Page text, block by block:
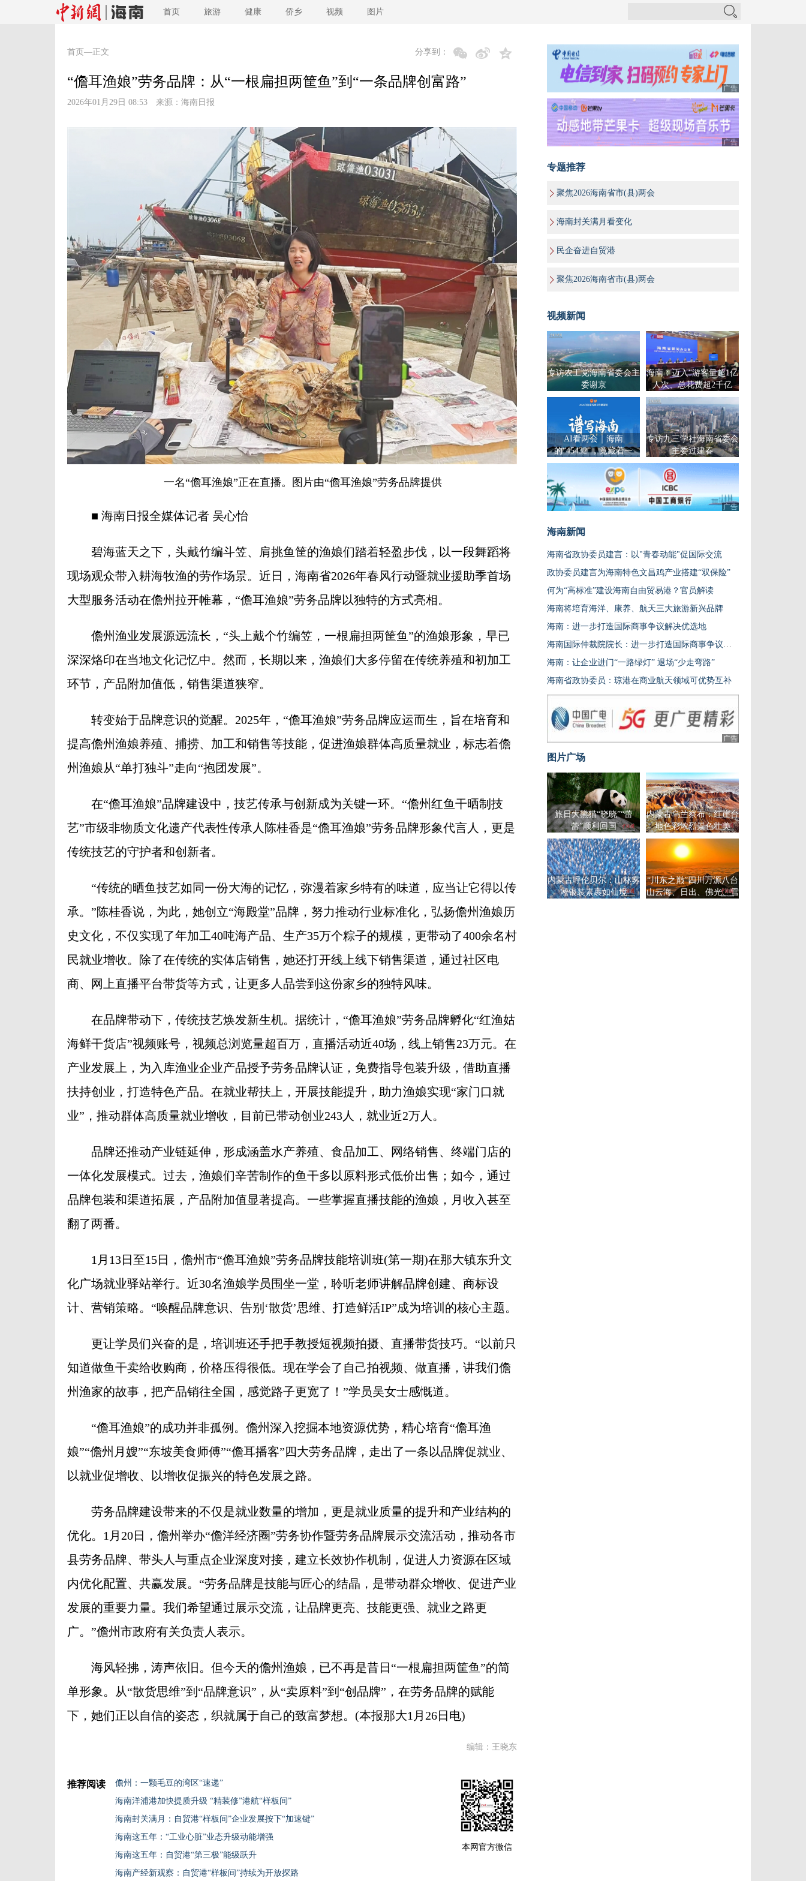
首页 旅游 健康 侨乡 视频 图片
首页 —正文 分享到：
“儋耳渔娘”劳务品牌：从“一根扁担两筐鱼”到“一条品牌创富路”
2026年01月29日 08:53 来源： 海南日报
一名“儋耳渔娘”正在直播。图片由“儋耳渔娘”劳务品牌提供
■ 海南日报全媒体记者 吴心怡
碧海蓝天之下，头戴竹编斗笠、肩挑鱼筐的渔娘们踏着轻盈步伐，以一段舞蹈将
现场观众带入耕海牧渔的劳作场景。近日，海南省2026年春风行动暨就业援助季首场
大型服务活动在儋州拉开帷幕，“儋耳渔娘”劳务品牌以独特的方式亮相。
儋州渔业发展源远流长，“头上戴个竹编笠，一根扁担两筐鱼”的渔娘形象，早已
深深烙印在当地文化记忆中。然而，长期以来，渔娘们大多停留在传统养殖和初加工
环节，产品附加值低，销售渠道狭窄。
转变始于品牌意识的觉醒。2025年，“儋耳渔娘”劳务品牌应运而生，旨在培育和
提高儋州渔娘养殖、捕捞、加工和销售等技能，促进渔娘群体高质量就业，标志着儋
州渔娘从“单打独斗”走向“抱团发展”。
在“儋耳渔娘”品牌建设中，技艺传承与创新成为关键一环。“儋州红鱼干晒制技
艺”市级非物质文化遗产代表性传承人陈桂香是“儋耳渔娘”劳务品牌形象代言人，更是
传统技艺的守护者和创新者。
“传统的晒鱼技艺如同一份大海的记忆，弥漫着家乡特有的味道，应当让它得以传
承。”陈桂香说，为此，她创立“海殿堂”品牌，努力推动行业标准化，弘扬儋州渔娘历
史文化，不仅实现了年加工40吨海产品、生产35万个粽子的规模，更带动了400余名村
民就业增收。除了在传统的实体店销售，她还打开线上线下销售渠道，通过社区电
商、网上直播平台带货等方式，让更多人品尝到这份家乡的独特风味。
在品牌带动下，传统技艺焕发新生机。据统计，“儋耳渔娘”劳务品牌孵化“红渔姑
海鲜干货店”视频账号，视频总浏览量超百万，直播活动近40场，线上销售23万元。在
产业发展上，为入库渔业企业产品授予劳务品牌认证，免费指导包装升级，借助直播
扶持创业，打造特色产品。在就业帮扶上，开展技能提升，助力渔娘实现“家门口就
业”，推动群体高质量就业增收，目前已带动创业243人，就业近2万人。
品牌还推动产业链延伸，形成涵盖水产养殖、食品加工、网络销售、终端门店的
一体化发展模式。过去，渔娘们辛苦制作的鱼干多以原料形式低价出售；如今，通过
品牌包装和渠道拓展，产品附加值显著提高。一些掌握直播技能的渔娘，月收入甚至
翻了两番。
1月13日至15日，儋州市“儋耳渔娘”劳务品牌技能培训班(第一期)在那大镇东升文
化广场就业驿站举行。近30名渔娘学员围坐一堂，聆听老师讲解品牌创建、商标设
计、营销策略。“唤醒品牌意识、告别‘散货’思维、打造鲜活IP”成为培训的核心主题。
更让学员们兴奋的是，培训班还手把手教授短视频拍摄、直播带货技巧。“以前只
知道做鱼干卖给收购商，价格压得很低。现在学会了自己拍视频、做直播，讲我们儋
州渔家的故事，把产品销往全国，感觉路子更宽了！”学员吴女士感慨道。
“儋耳渔娘”的成功并非孤例。儋州深入挖掘本地资源优势，精心培育“儋耳渔
娘”“儋州月嫂”“东坡美食师傅”“儋耳播客”四大劳务品牌，走出了一条以品牌促就业、
以就业促增收、以增收促振兴的特色发展之路。
劳务品牌建设带来的不仅是就业数量的增加，更是就业质量的提升和产业结构的
优化。1月20日，儋州举办“儋洋经济圈”劳务协作暨劳务品牌展示交流活动，推动各市
县劳务品牌、带头人与重点企业深度对接，建立长效协作机制，促进人力资源在区域
内优化配置、共赢发展。“劳务品牌是技能与匠心的结晶，是带动群众增收、促进产业
发展的重要力量。我们希望通过展示交流，让品牌更亮、技能更强、就业之路更
广。”儋州市政府有关负责人表示。
海风轻拂，涛声依旧。但今天的儋州渔娘，已不再是昔日“一根扁担两筐鱼”的简
单形象。从“散货思维”到“品牌意识”，从“卖原料”到“创品牌”，在劳务品牌的赋能
下，她们正以自信的姿态，织就属于自己的致富梦想。(本报那大1月26日电)
编辑：王晓东
推荐阅读
儋州：一颗毛豆的湾区“速递”
海南洋浦港加快提质升级 “精装修”港航“样板间”
海南封关满月：自贸港“样板间”企业发展按下“加速键”
海南这五年：“工业心脏”业态升级动能增强
海南这五年：自贸港“第三极”能级跃升
海南产经新观察：自贸港“样板间”持续为开放探路
本网官方微信
广告
广告
专题推荐
聚焦2026海南省市(县)两会
海南封关满月看变化
民企奋进自贸港
聚焦2026海南省市(县)两会
视频新闻
专访农工党海南省委会主
委谢京
海南：迈入“游客量超1亿
人次、总花费超2千亿
元”新阶段
AI看两会｜海南
的“45432”，竟藏着一
曲“乐章”？
专访九三学社海南省委会
主委过建春
广告
海南新闻
海南省政协委员建言：以"青春动能"促国际交流
政协委员建言为海南特色文昌鸡产业搭建“双保险”
何为“高标准”建设海南自由贸易港？官员解读
海南将培育海洋、康养、航天三大旅游新兴品牌
海南：进一步打造国际商事争议解决优选地
海南国际仲裁院院长：进一步打造国际商事争议解决优选地
海南：让企业进门“一路绿灯” 退场“少走弯路”
海南省政协委员：琼港在商业航天领域可优势互补
广告
图片广场
旅日大熊猫“晓晓”“蕾
蕾”顺利回国
内蒙古乌兰察布：红崖台
地色彩浓烈景色壮美
内蒙古呼伦贝尔：山林雾
凇银装素裹如仙境
“川东之巅”四川万源八台
山云海、日出、佛光、雪